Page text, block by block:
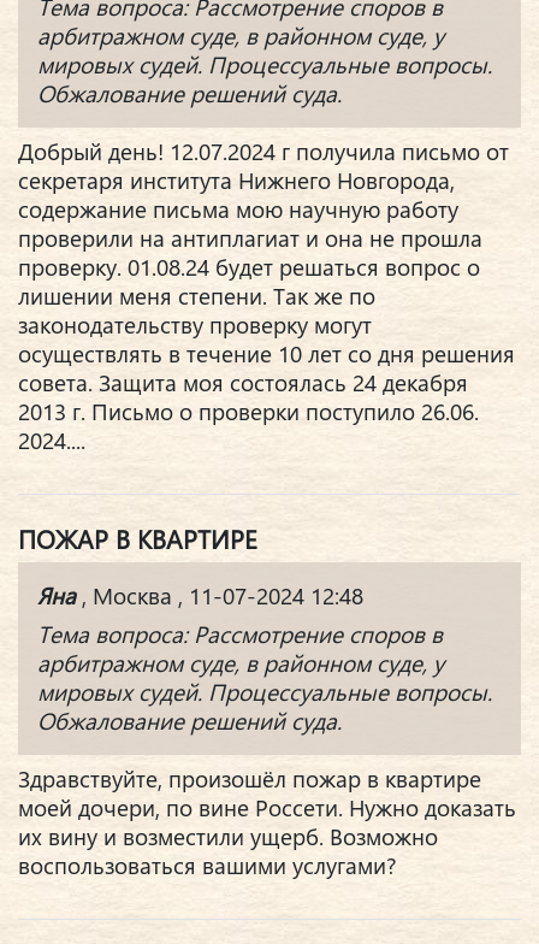
Тема вопроса: Рассмотрение споров в
арбитражном суде, в районном суде, у
мировых судей. Процессуальные вопросы.
Обжалование решений суда.
Добрый день! 12.07.2024 г получила письмо от
секретаря института Нижнего Новгорода,
содержание письма мою научную работу
проверили на антиплагиат и она не прошла
проверку. 01.08.24 будет решаться вопрос о
лишении меня степени. Так же по
законодательству проверку могут
осуществлять в течение 10 лет со дня решения
совета. Защита моя состоялась 24 декабря
2013 г. Письмо о проверки поступило 26.06.
2024....
ПОЖАР В КВАРТИРЕ
Яна , Москва , 11-07-2024 12:48
Тема вопроса: Рассмотрение споров в
арбитражном суде, в районном суде, у
мировых судей. Процессуальные вопросы.
Обжалование решений суда.
Здравствуйте, произошёл пожар в квартире
моей дочери, по вине Россети. Нужно доказать
их вину и возместили ущерб. Возможно
воспользоваться вашими услугами?